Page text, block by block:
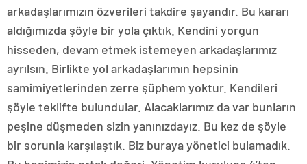
arkadaşlarımızın özverileri takdire şayandır. Bu kararı
aldığımızda şöyle bir yola çıktık. Kendini yorgun
hisseden, devam etmek istemeyen arkadaşlarımız
ayrılsın. Birlikte yol arkadaşlarımın hepsinin
samimiyetlerinden zerre şüphem yoktur. Kendileri
şöyle teklifte bulundular. Alacaklarımız da var bunların
peşine düşmeden sizin yanınızdayız. Bu kez de şöyle
bir sorunla karşılaştık. Biz buraya yönetici bulamadık.